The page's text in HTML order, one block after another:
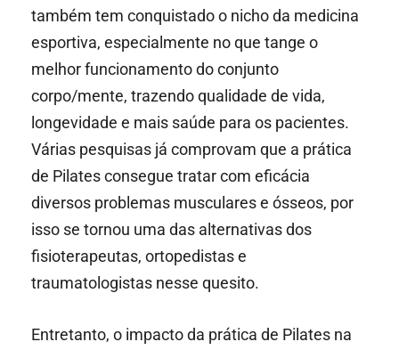
também tem conquistado o nicho da medicina
esportiva, especialmente no que tange o
melhor funcionamento do conjunto
corpo/mente, trazendo qualidade de vida,
longevidade e mais saúde para os pacientes.
Várias pesquisas já comprovam que a prática
de Pilates consegue tratar com eficácia
diversos problemas musculares e ósseos, por
isso se tornou uma das alternativas dos
fisioterapeutas, ortopedistas e
traumatologistas nesse quesito.
Entretanto, o impacto da prática de Pilates na